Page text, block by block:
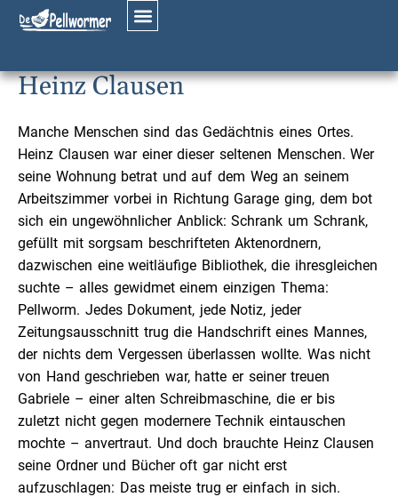
Heinz Clausen
Manche Menschen sind das Gedächtnis eines Ortes.
Heinz Clausen war einer dieser seltenen Menschen. Wer
seine Wohnung betrat und auf dem Weg an seinem
Arbeitszimmer vorbei in Richtung Garage ging, dem bot
sich ein ungewöhnlicher Anblick: Schrank um Schrank,
gefüllt mit sorgsam beschrifteten Aktenordnern,
dazwischen eine weitläufige Bibliothek, die ihresgleichen
suchte – alles gewidmet einem einzigen Thema:
Pellworm. Jedes Dokument, jede Notiz, jeder
Zeitungsausschnitt trug die Handschrift eines Mannes,
der nichts dem Vergessen überlassen wollte. Was nicht
von Hand geschrieben war, hatte er seiner treuen
Gabriele – einer alten Schreibmaschine, die er bis
zuletzt nicht gegen modernere Technik eintauschen
mochte – anvertraut. Und doch brauchte Heinz Clausen
seine Ordner und Bücher oft gar nicht erst
aufzuschlagen: Das meiste trug er einfach in sich.